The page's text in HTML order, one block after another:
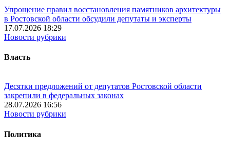
Упрощение правил восстановления памятников архитектуры
в Ростовской области обсудили депутаты и эксперты
17.07.2026 18:29
Новости рубрики
Власть
Десятки предложений от депутатов Ростовской области
закрепили в федеральных законах
28.07.2026 16:56
Новости рубрики
Политика